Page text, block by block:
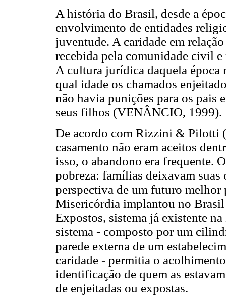
A história do Brasil, desde a
envolvimento de entidades
juventude. A caridade em
recebida pela comunidade civil
A cultura jurídica daquela época
qual idade os chamados
não havia punições para os pais
seus filhos (VENÂNCIO, 1999).
De acordo com Rizzini & Pilotti
casamento não eram aceitos
isso, o abandono era frequente.
pobreza: famílias deixavam suas
perspectiva de um futuro melhor
Misericórdia implantou no Brasil
Expostos, sistema já existente
sistema - composto por um
parede externa de um
caridade - permitia o
identificação de quem as
de enjeitadas ou expostas.